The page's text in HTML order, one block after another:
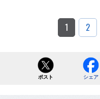
1 2
ポスト シェア